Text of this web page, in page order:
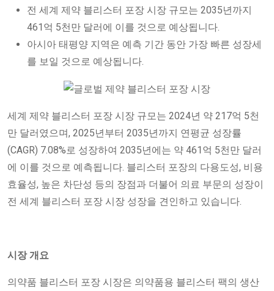
전 세계 제약 블리스터 포장 시장 규모는 2035년까지
461억 5천만 달러에 이를 것으로 예상됩니다.
아시아 태평양 지역은 예측 기간 동안 가장 빠른 성장세
를 보일 것으로 예상됩니다.
세계 제약 블리스터 포장 시장 규모는 2024년 약 217억 5천
만 달러였으며, 2025년부터 2035년까지 연평균 성장률
(CAGR) 7.08%로 성장하여 2035년에는 약 461억 5천만 달러
에 이를 것으로 예측됩니다. 블리스터 포장의 다용도성, 비용
효율성, 높은 차단성 등의 장점과 더불어 의료 부문의 성장이
전 세계 블리스터 포장 시장 성장을 견인하고 있습니다.
시장 개요
의약품 블리스터 포장 시장은 의약품용 블리스터 팩의 생산